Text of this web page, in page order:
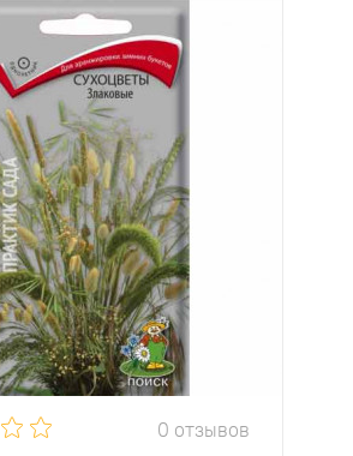
0 отзывов